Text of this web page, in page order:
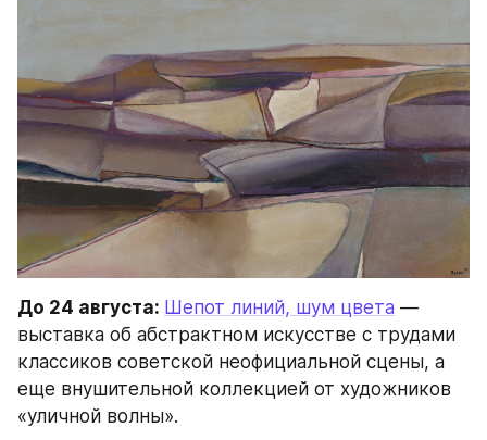
До 24 августа: Шепот линий, шум цвета —
выставка об абстрактном искусстве с трудами
классиков советской неофициальной сцены, а
еще внушительной коллекцией от художников
«уличной волны».